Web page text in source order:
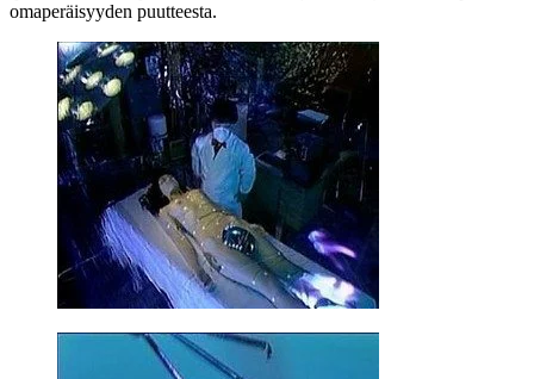
omaperäisyyden puutteesta.